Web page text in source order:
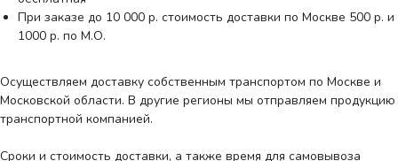
При заказе до 10 000 р. стоимость доставки по Москве 500 р. и
1000 р. по М.О.
Осуществляем доставку собственным транспортом по Москве и
Московской области. В другие регионы мы отправляем продукцию
транспортной компанией.
Сроки и стоимость доставки, а также время для самовывоза